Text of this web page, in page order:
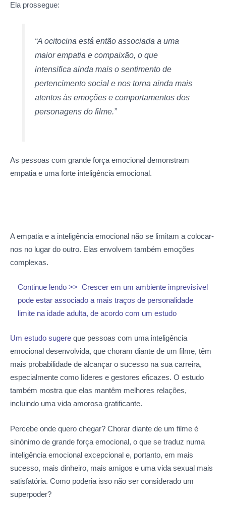
Ela prossegue:
“A ocitocina está então associada a uma
maior empatia e compaixão, o que
intensifica ainda mais o sentimento de
pertencimento social e nos torna ainda mais
atentos às emoções e comportamentos dos
personagens do filme.”
As pessoas com grande força emocional demonstram
empatia e uma forte inteligência emocional.
A empatia e a inteligência emocional não se limitam a colocar-
nos no lugar do outro. Elas envolvem também emoções
complexas.
Continue lendo >> Crescer em um ambiente imprevisível
pode estar associado a mais traços de personalidade
limite na idade adulta, de acordo com um estudo
Um estudo sugere que pessoas com uma inteligência
emocional desenvolvida, que choram diante de um filme, têm
mais probabilidade de alcançar o sucesso na sua carreira,
especialmente como líderes e gestores eficazes. O estudo
também mostra que elas mantêm melhores relações,
incluindo uma vida amorosa gratificante.
Percebe onde quero chegar? Chorar diante de um filme é
sinónimo de grande força emocional, o que se traduz numa
inteligência emocional excepcional e, portanto, em mais
sucesso, mais dinheiro, mais amigos e uma vida sexual mais
satisfatória. Como poderia isso não ser considerado um
superpoder?